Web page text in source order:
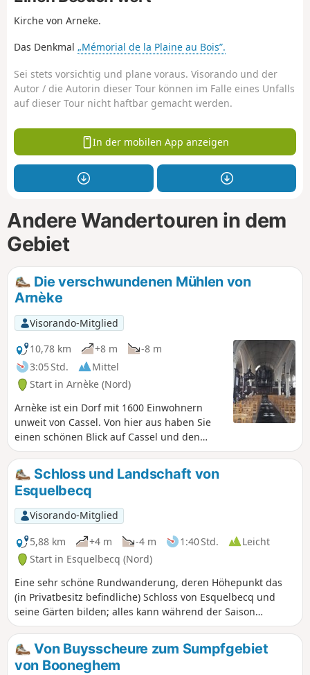
Kirche von Arneke.
Das Denkmal „Mémorial de la Plaine au Bois”.
Sei stets vorsichtig und plane voraus. Visorando und der
Autor / die Autorin dieser Tour können im Falle eines Unfalls
auf dieser Tour nicht haftbar gemacht werden.
In der mobilen App anzeigen
Andere Wandertouren in dem
Gebiet
Die verschwundenen Mühlen von
Arnèke
Visorando-Mitglied
10,78 km
+8 m
-8 m
3:05 Std.
Mittel
Start in Arnèke (Nord)
Arnèke ist ein Dorf mit 1600 Einwohnern
unweit von Cassel. Von hier aus haben Sie
einen schönen Blick auf Cassel und den
Mont des Récollets sowie auf die Kirche von
Zegerscappel.
Schloss und Landschaft von
Esquelbecq
Visorando-Mitglied
5,88 km
+4 m -4 m 1:40 Std.
Leicht
Start in Esquelbecq (Nord)
Eine sehr schöne Rundwanderung, deren Höhepunkt das
(in Privatbesitz befindliche) Schloss von Esquelbecq und
seine Gärten bilden; alles kann während der Saison
besichtigt werden (5 € im Jahr 2020).
Von Buysscheure zum Sumpfgebiet
von Booneghem